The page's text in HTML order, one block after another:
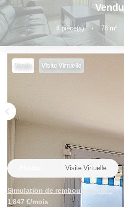
CHASSE
NOTRE
Qui Sommes-
Vendu
4pièce(s) • 78m²
Vendu Visite Virtuelle
Simulation de remboursement :
1 847 €/mois
Visite Virtuelle